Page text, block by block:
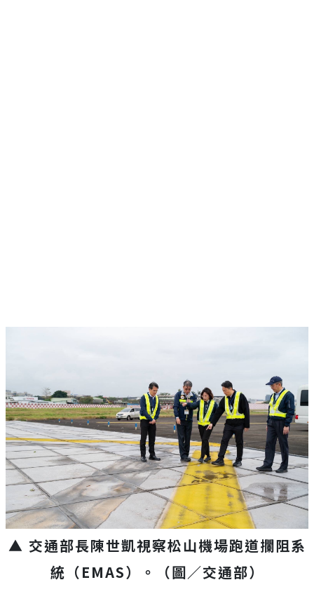
▲ 交通部長陳世凱視察松山機場跑道攔阻系
統（EMAS）。（圖／交通部）